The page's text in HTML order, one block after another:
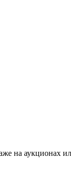
на аукционах